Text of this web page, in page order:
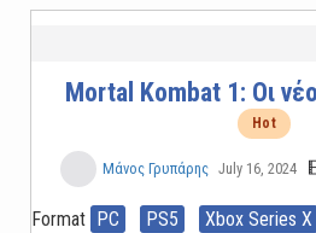
Mortal Kombat 1: Οι
Hot
Μάνος Γρυπάρης July 16, 2024
Format PC PS5 Xbox Series X